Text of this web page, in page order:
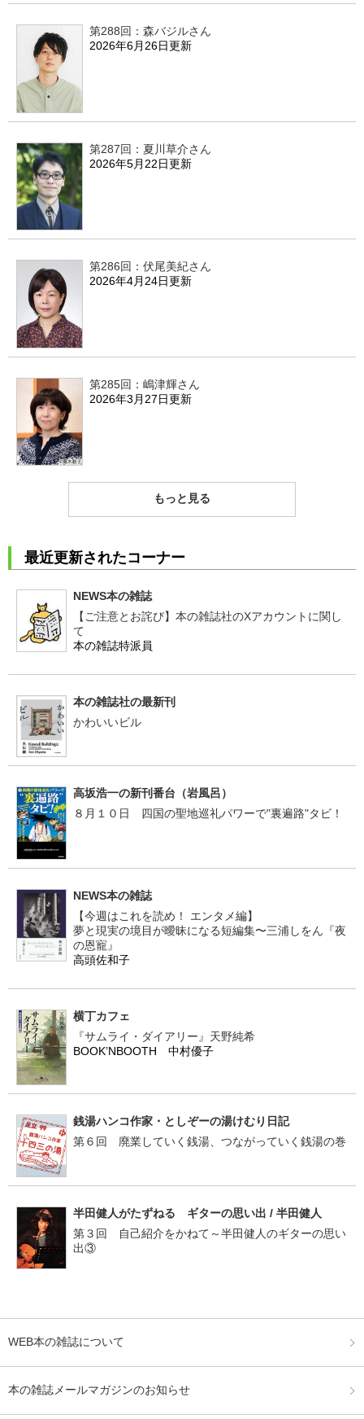
第288回：森バジルさん
2026年6月26日更新
第287回：夏川草介さん
2026年5月22日更新
第286回：伏尾美紀さん
2026年4月24日更新
第285回：嶋津輝さん
2026年3月27日更新
もっと見る
最近更新されたコーナー
NEWS本の雑誌
【ご注意とお詫び】本の雑誌社のXアカウントに関し
て
本の雑誌特派員
本の雑誌社の最新刊
かわいいビル
高坂浩一の新刊番台（岩風呂）
８月１０日 四国の聖地巡礼パワーで"裏遍路"タビ！
NEWS本の雑誌
【今週はこれを読め！ エンタメ編】
夢と現実の境目が曖昧になる短編集〜三浦しをん『夜
の恩寵』
高頭佐和子
横丁カフェ
『サムライ・ダイアリー』天野純希
BOOK’NBOOTH 中村優子
銭湯ハンコ作家・としぞーの湯けむり日記
第６回 廃業していく銭湯、つながっていく銭湯の巻
半田健人がたずねる ギターの思い出 / 半田健人
第３回 自己紹介をかねて～半田健人のギターの思い
出③
WEB本の雑誌について
本の雑誌メールマガジンのお知らせ